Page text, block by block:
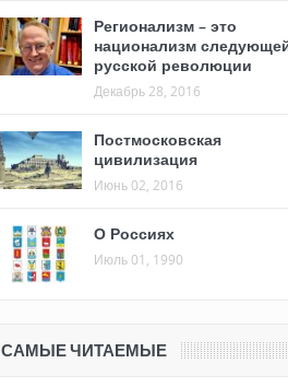
Регионализм – это
национализм
русской революции
Декабрь 28, 2016
Постмосковская
цивилизация
Июнь 02, 2016
О Россиях
Июль 01, 1990
САМЫЕ ЧИТАЕМЫЕ